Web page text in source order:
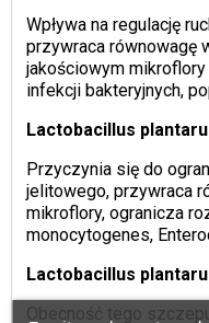
Wpływa na regulację
przywraca równowagę
jakościowym
infekcji bakteryjnych,
Lactobacillus
Przyczynia się do
jelitowego, przywraca
mikroflory, ogranicza
monocytogenes,
Lactobacillus
Obecność tego